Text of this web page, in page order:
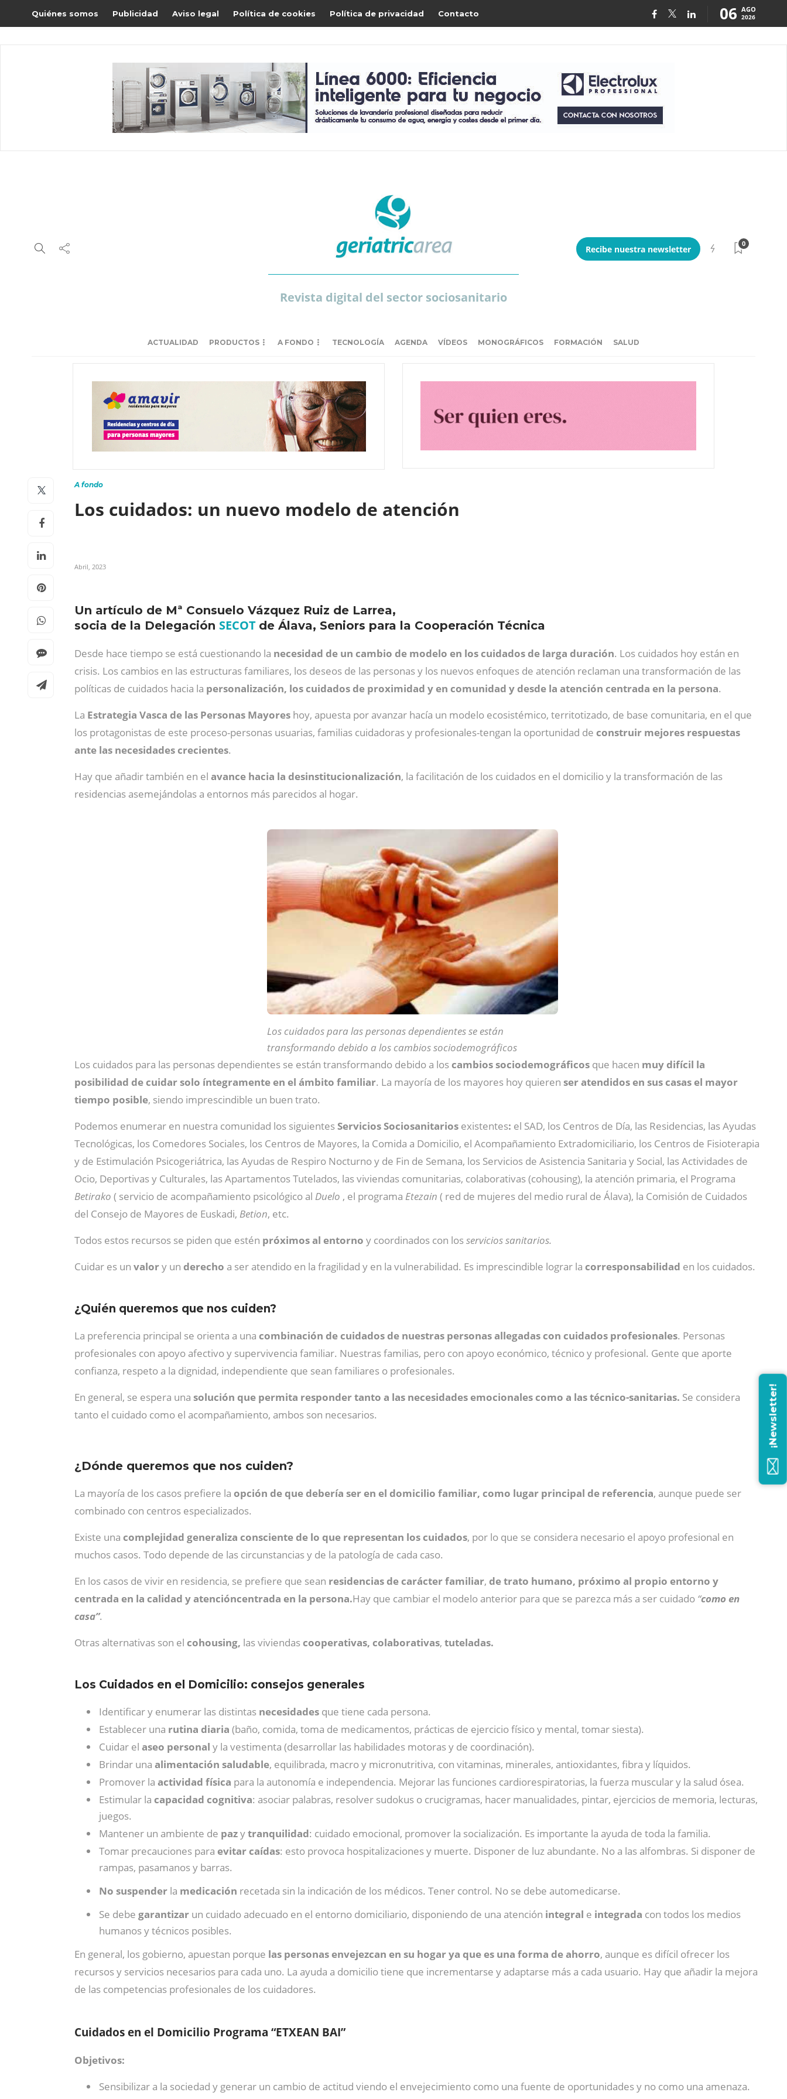
Quiénes somos Publicidad Aviso legal Política de cookies Política de privacidad Contacto 06 AGO
2026
Revista digital del sector sociosanitario
Recibe nuestra newsletter
0
ACTUALIDAD PRODUCTOS A FONDO TECNOLOGÍA AGENDA VÍDEOS MONOGRÁFICOS FORMACIÓN SALUD
A fondo
Los cuidados: un nuevo modelo de atención
Abril, 2023
Un artículo de Mª Consuelo Vázquez Ruiz de Larrea,
socia de la Delegación SECOT de Álava, Seniors para la Cooperación Técnica
Desde hace tiempo se está cuestionando la necesidad de un cambio de modelo en los cuidados de larga duración. Los cuidados hoy están en
crisis. Los cambios en las estructuras familiares, los deseos de las personas y los nuevos enfoques de atención reclaman una transformación de las
políticas de cuidados hacia la personalización, los cuidados de proximidad y en comunidad y desde la atención centrada en la persona.
La Estrategia Vasca de las Personas Mayores hoy, apuesta por avanzar hacía un modelo ecosistémico, territotizado, de base comunitaria, en el que
los protagonistas de este proceso-personas usuarias, familias cuidadoras y profesionales-tengan la oportunidad de construir mejores respuestas
ante las necesidades crecientes.
Hay que añadir también en el avance hacia la desinstitucionalización, la facilitación de los cuidados en el domicilio y la transformación de las
residencias asemejándolas a entornos más parecidos al hogar.
Los cuidados para las personas dependientes se están
transformando debido a los cambios sociodemográficos
Los cuidados para las personas dependientes se están transformando debido a loscambios sociodemográficos que hacen muy difícil la
posibilidad de cuidar solo íntegramente en el ámbito familiar. La mayoría de los mayores hoy quieren ser atendidos en sus casas el mayor
tiempo posible, siendo imprescindible un buen trato.
Podemos enumerar en nuestra comunidad los siguientesServicios Sociosanitarios existentes: el SAD, los Centros de Día, las Residencias, las Ayudas
Tecnológicas, los Comedores Sociales, los Centros de Mayores, la Comida a Domicilio, el Acompañamiento Extradomiciliario, los Centros de Fisioterapia
y de Estimulación Psicogeriátrica, las Ayudas de Respiro Nocturno y de Fin de Semana, los Servicios de Asistencia Sanitaria y Social, las Actividades de
Ocio, Deportivas y Culturales, las Apartamentos Tutelados, las viviendas comunitarias, colaborativas (cohousing), la atención primaria, el Programa
Betirako ( servicio de acompañamiento psicológico al Duelo , el programa Etezain ( red de mujeres del medio rural de Álava), la Comisión de Cuidados
del Consejo de Mayores de Euskadi, Betion, etc.
Todos estos recursos se piden que estén próximos al entorno y coordinados con losservicios sanitarios.
Cuidar es un valory un derecho a ser atendido en la fragilidad y en la vulnerabilidad. Es imprescindible lograr la corresponsabilidad en los cuidados.
¿Quién queremos que nos cuiden?
La preferencia principal se orienta a una combinación de cuidados de nuestras personasallegadas con cuidados profesionales. Personas
profesionales con apoyo afectivo y supervivencia familiar. Nuestras familias, pero con apoyo económico, técnico y profesional. Gente que aporte
confianza, respeto a la dignidad, independiente que sean familiares o profesionales.
En general, se espera una solución que permita responder tanto a las necesidadesemocionales como a las técnico-sanitarias. Se considera
tanto el cuidado como el acompañamiento, ambos son necesarios.
¿Dónde queremos que nos cuiden?
La mayoría de los casos prefiere la opción de que debería ser en el domicilio familiar, como lugar principal de referencia, aunque puede ser
combinado con centros especializados.
Existe una complejidad generaliza consciente de lo que representan los cuidados, por lo que se considera necesario el apoyo profesional en
muchos casos. Todo depende de las circunstancias y de la patología de cada caso.
En los casos de vivir en residencia, se prefiere que sean residencias de carácter familiar, de trato humano, próximo al propio entorno y
centrada en la calidad y atencióncentrada en la persona.Hay que cambiar el modelo anterior para que se parezca más a ser cuidado “como en
casa”.
Otras alternativas son el cohousing, las viviendascooperativas, colaborativas, tuteladas.
Los Cuidados en el Domicilio: consejos generales
Identificar y enumerar las distintas necesidades que tiene cada persona.
Establecer una rutina diaria (baño, comida, toma de medicamentos, prácticas de ejercicio físico y mental, tomar siesta).
Cuidar el aseo personal y la vestimenta (desarrollar las habilidades motoras y de coordinación).
Brindar una alimentación saludable, equilibrada, macro y micronutritiva, con vitaminas, minerales, antioxidantes, fibra y líquidos.
Promover la actividad física para la autonomía e independencia. Mejorar las funciones cardiorespiratorias, la fuerza muscular y la salud ósea.
Estimular la capacidad cognitiva: asociar palabras, resolver sudokus o crucigramas, hacer manualidades, pintar, ejercicios de memoria, lecturas,
juegos.
Mantener un ambiente de pazytranquilidad: cuidado emocional, promover la socialización. Es importante la ayuda de toda la familia.
Tomar precauciones para evitar caídas: esto provoca hospitalizaciones y muerte. Disponer de luz abundante. No a las alfombras. Si disponer de
rampas, pasamanos y barras.
No suspender la medicación recetada sin la indicación de los médicos. Tener control. No se debe automedicarse.
Se debe garantizar un cuidado adecuado en el entorno domiciliario, disponiendo de una atención integral e integrada con todos los medios
humanos y técnicos posibles.
En general, los gobierno, apuestan porque las personas envejezcan en su hogar ya que es una forma de ahorro, aunque es difícil ofrecer los
recursos y servicios necesarios para cada uno. La ayuda a domicilio tiene que incrementarse y adaptarse más a cada usuario. Hay que añadir la mejora
de las competencias profesionales de los cuidadores.
Cuidados en el Domicilio Programa “ETXEAN BAI”
Objetivos:
Sensibilizar a la sociedad y generar un cambio de actitud viendo el envejecimiento como una fuente de oportunidades y no como una amenaza.
¡Newsletter!